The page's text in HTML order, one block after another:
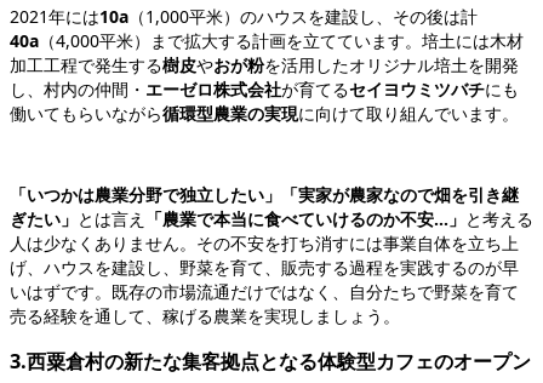
2021年には10a （1,000平米）のハウスを建設し、その後は計
40a （4,000平米）まで拡大する計画を立てています。培土には木材
加工工程で発生する樹皮やおが粉を活用したオリジナル培土を開発
し、村内の仲間・ エーゼロ株式会社が育てるセイヨウミツバチにも
働いてもらいながら循環型農業の実現に向けて取り組んでいます。
「いつかは農業分野で独立したい」「実家が農家なので畑を引き継
ぎたい」 とは言え 「農業で本当に食べていけるのか不安…」 と考える
人は少なくありません。その不安を打ち消すには事業自体を立ち上
げ、ハウスを建設し、野菜を育て、販売する過程を実践するのが早
いはずです。既存の市場流通だけではなく、自分たちで野菜を育て
売る経験を通して、稼げる農業を実現しましょう。
3.西粟倉村の新たな集客拠点となる体験型カフェのオープン